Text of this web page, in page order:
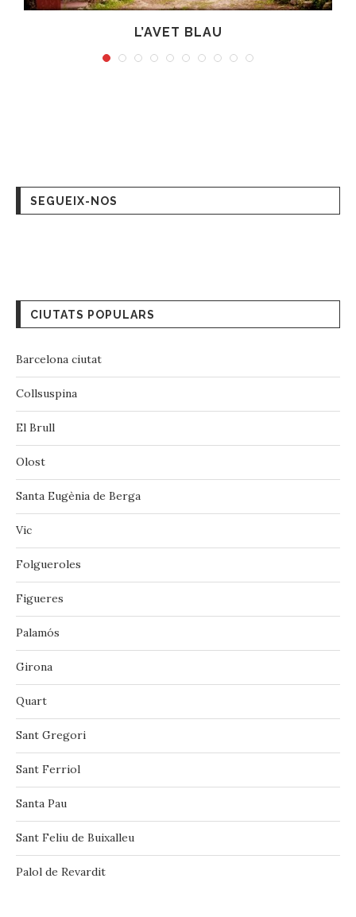
L’AVET BLAU
SEGUEIX-NOS
CIUTATS POPULARS
Barcelona ciutat
Collsuspina
El Brull
Olost
Santa Eugènia de Berga
Vic
‪‎Folgueroles‬
Figueres
Palamós
Girona
Quart
Sant Gregori
Sant Ferriol
Santa Pau
Sant Feliu de Buixalleu
Palol de Revardit